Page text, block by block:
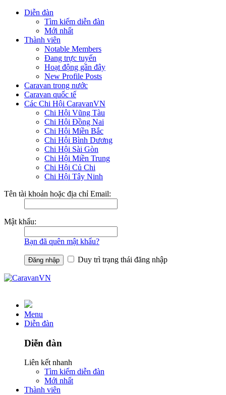
Diễn đàn
Tìm kiếm diễn đàn
Mới nhất
Thành viên
Notable Members
Đang trực tuyến
Hoạt động gần đây
New Profile Posts
Caravan trong nước
Caravan quốc tế
Các Chi Hội CaravanVN
Chi Hội Vũng Tàu
Chi Hội Đồng Nai
Chi Hội Miền Bắc
Chi Hội Bình Dương
Chi Hội Sài Gòn
Chi Hội Miền Trung
Chi Hội Củ Chi
Chi Hội Tây Ninh
Tên tài khoản hoặc địa chỉ Email:
Mật khẩu:
Bạn đã quên mật khẩu?
Duy trì trạng thái đăng nhập
Menu
Diễn đàn
Diễn đàn
Liên kết nhanh
Tìm kiếm diễn đàn
Mới nhất
Thành viên